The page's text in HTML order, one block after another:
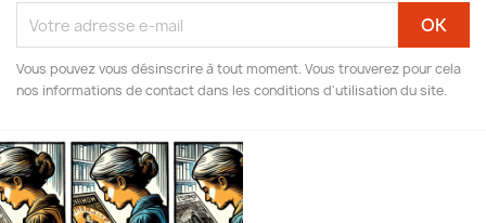
Vous pouvez vous désinscrire à tout moment. Vous trouverez pour cela
nos informations de contact dans les conditions d'utilisation du site.